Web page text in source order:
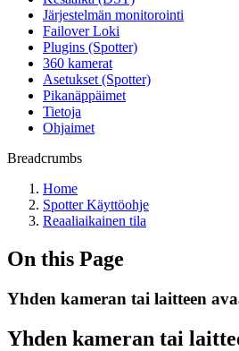
Järjestelmän monitorointi
Failover Loki
Plugins (Spotter)
360 kamerat
Asetukset (Spotter)
Pikanäppäimet
Tietoja
Ohjaimet
Breadcrumbs
Home
Spotter Käyttöohje
Reaaliaikainen tila
On this Page
Yhden kameran tai laitteen
Yhden kameran tai